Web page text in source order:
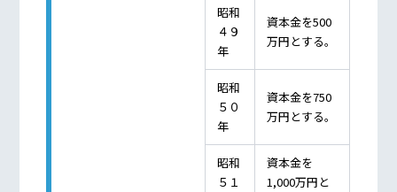
昭和
４９
年
資本金を500
万円とする。
昭和
５０
年
資本金を750
万円とする。
昭和
５１
資本金を
1,000万円と